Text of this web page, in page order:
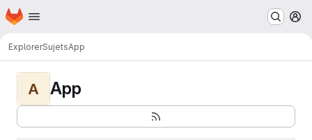
Passer au contenu principal
Page d'accueil
ExplorerSujetsApp
A App